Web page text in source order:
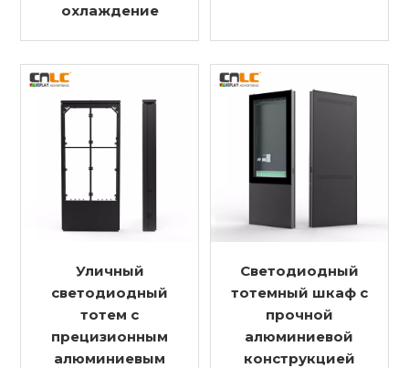
охлаждение
Уличный
светодиодный
тотем с
прецизионным
алюминиевым
Светодиодный
тотемный шкаф с
прочной
алюминиевой
конструкцией